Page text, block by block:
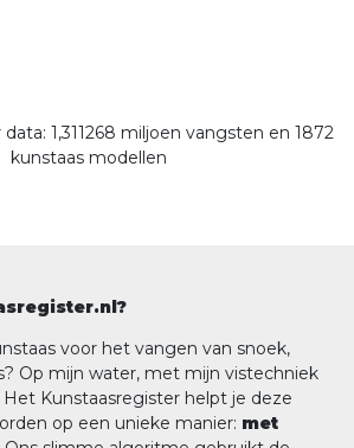
1,311268 miljoen vangsten en 1872
kunstaas modellen
voor het vangen van snoek,
Op mijn water, met mijn vistechniek
Kunstaasregister helpt je deze
op een unieke manier: met